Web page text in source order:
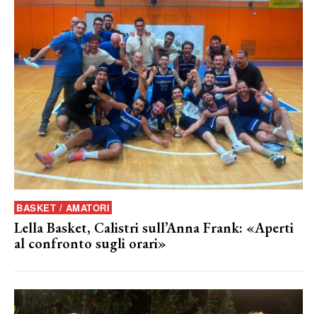
BASKET / AMATORI
Lella Basket, Calistri sull’Anna Frank: «Aperti
al confronto sugli orari»